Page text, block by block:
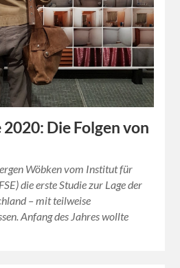
Die Folgen von
Wöbken vom Institut für
die erste Studie zur Lage der
– mit teilweise
Anfang des Jahres wollte